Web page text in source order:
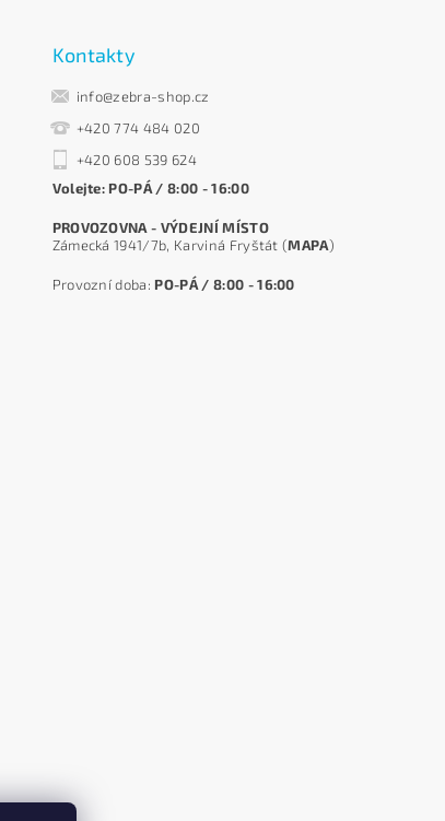
Kontakty
info@zebra-shop.cz
+420 774 484 020
+420 608 539 624
Volejte: PO-PÁ / 8:00 - 16:00
PROVOZOVNA - VÝDEJNÍ MÍSTO
Zámecká 1941/7b, Karviná Fryštát (MAPA)
Provozní doba:PO-PÁ / 8:00 - 16:00